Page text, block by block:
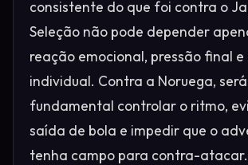
consistente do que foi contra o
Seleção não pode depender
reação emocional, pressão final
individual. Contra a Noruega, será
fundamental controlar o ritmo,
saída de bola e impedir que o
tenha campo para contra-